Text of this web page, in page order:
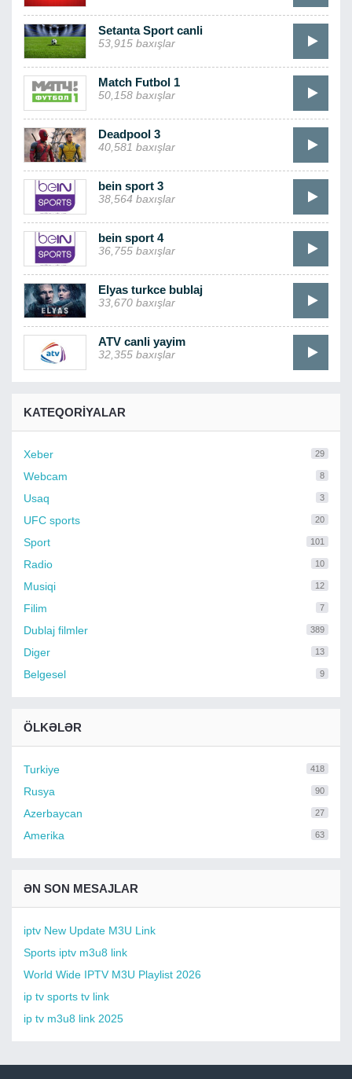
Setanta Sport canli
53,915 baxışlar
Match Futbol 1
50,158 baxışlar
Deadpool 3
40,581 baxışlar
bein sport 3
38,564 baxışlar
bein sport 4
36,755 baxışlar
Elyas turkce bublaj
33,670 baxışlar
ATV canli yayim
32,355 baxışlar
KATEQORIYALAR
Xeber 29
Webcam 8
Usaq 3
UFC sports 20
Sport 101
Radio 10
Musiqi 12
Filim 7
Dublaj filmler 389
Diger 13
Belgesel 9
ÖLKƏLƏR
Turkiye 418
Rusya 90
Azerbaycan 27
Amerika 63
ƏN SON MESAJLAR
iptv New Update M3U Link
Sports iptv m3u8 link
World Wide IPTV M3U Playlist 2026
ip tv sports tv link
ip tv m3u8 link 2025